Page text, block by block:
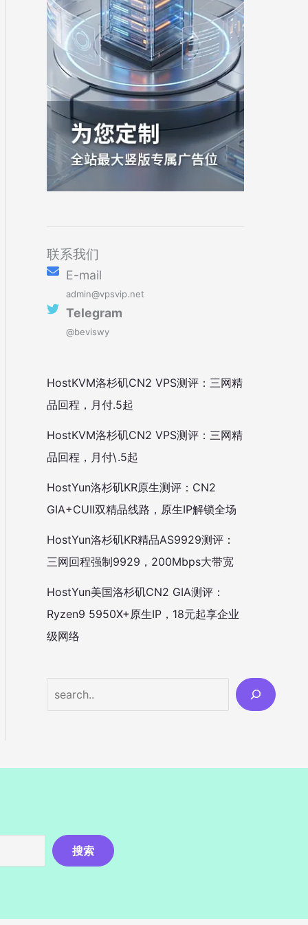
联系我们
E-mail
admin@vpsvip.net
Telegram
@beviswy
HostKVM洛杉矶CN2 VPS测评：三网精
品回程，月付.5起
HostKVM洛杉矶CN2 VPS测评：三网精
品回程，月付\.5起
HostYun洛杉矶KR原生测评：CN2
GIA+CUII双精品线路，原生IP解锁全场
HostYun洛杉矶KR精品AS9929测评：
三网回程强制9929，200Mbps大带宽
HostYun美国洛杉矶CN2 GIA测评：
Ryzen9 5950X+原生IP，18元起享企业
级网络
搜索